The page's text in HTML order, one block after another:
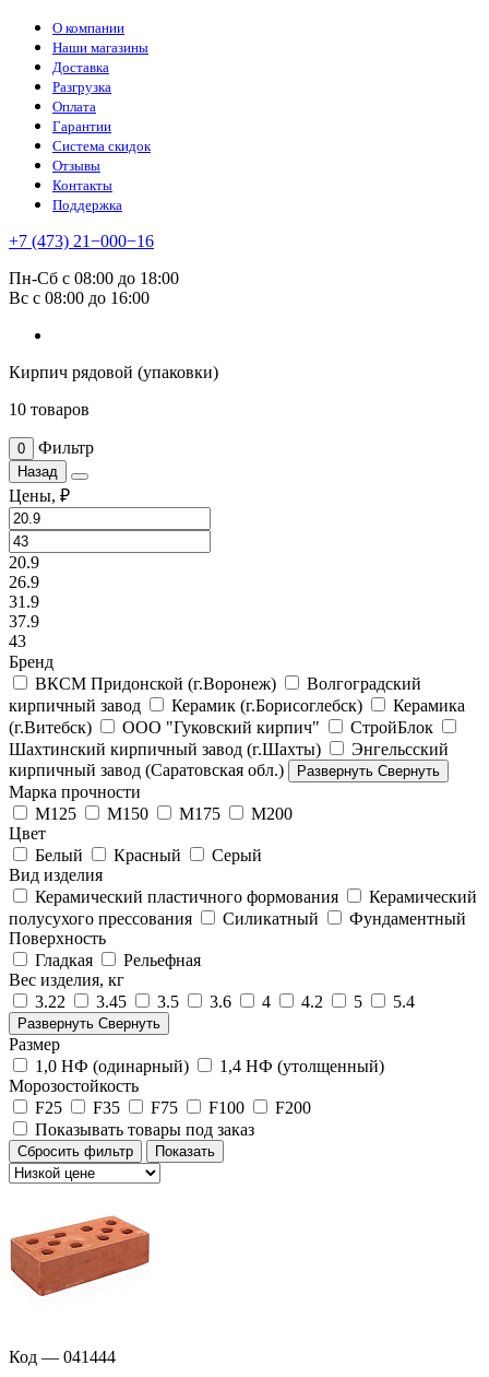
О компании
Наши магазины
Доставка
Разгрузка
Оплата
Гарантии
Система скидок
Отзывы
Контакты
Поддержка
+7 (473) 21−000−16
Пн-Сб с 08:00 до 18:00
Вс с 08:00 до 16:00
Кирпич рядовой (упаковки)
10 товаров
0 Фильтр
Назад
Цены, ₽
20.9
26.9
31.9
37.9
43
Бренд
ВКСМ Придонской (г.Воронеж)
Волгоградский
кирпичный завод
Керамик (г.Борисоглебск)
Керамика
(г.Витебск)
ООО "Гуковский кирпич"
СтройБлок
Шахтинский кирпичный завод (г.Шахты)
Энгельсский
кирпичный завод (Саратовская обл.)
Развернуть Свернуть
Марка прочности
М125
М150 М175
М200
Цвет
Белый
Красный
Серый
Вид изделия
Керамический пластичного формования
Керамический
полусухого прессования
Силикатный
Фундаментный
Поверхность
Гладкая
Рельефная
Вес изделия, кг
3.22
3.45 3.5 3.6 4 4.2 5 5.4
Развернуть Свернуть
Размер
1,0 НФ (одинарный)
1,4 НФ (утолщенный)
Морозостойкость
F25
F35 F75 F100
F200
Показывать товары под заказ
Сбросить фильтр Показать
Код — 041444